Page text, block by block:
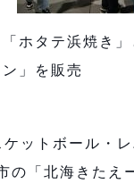
「ホタテ浜焼き
ン」を販売
ットボール・
「北海きたえ